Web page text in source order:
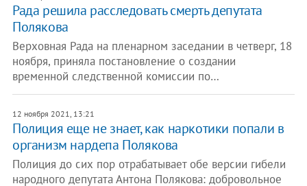
Рада решила расследовать смерть депутата
Полякова
Верховная Рада на пленарном заседании в четверг, 18
ноября, приняла постановление о создании
временной следственной комиссии по…
12 ноября 2021, 13:21
Полиция еще не знает, как наркотики попали в
организм нардепа Полякова
Полиция до сих пор отрабатывает обе версии гибели
народного депутата Антона Полякова: добровольное